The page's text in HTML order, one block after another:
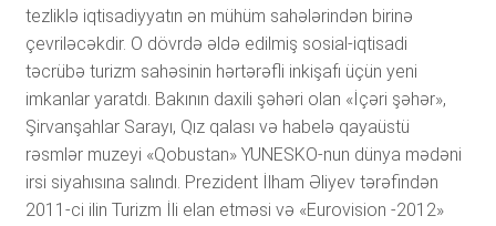
tezliklə iqtisadiyyatın ən mühüm sahələrindən birinə
çevriləcəkdir. O dövrdə əldə edilmiş sosial-iqtisadi
təcrübə turizm sahəsinin hərtərəfli inkişafı üçün yeni
imkanlar yaratdı. Bakının daxili şəhəri olan «İçəri şəhər»,
Şirvanşahlar Sarayı, Qız qalası və habelə qayaüstü
rəsmlər muzeyi «Qobustan» YUNESKO-nun dünya mədəni
irsi siyahısına salındı. Prezident İlham Əliyev tərəfindən
2011-ci ilin Turizm İli elan etməsi və «Eurovision -2012»